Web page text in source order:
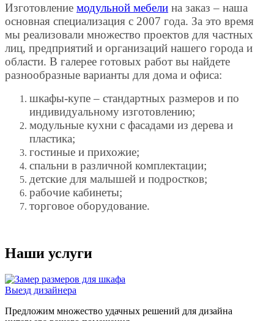
Изготовление модульной мебели на заказ – наша
основная специализация с 2007 года. За это время
мы реализовали множество проектов для частных
лиц, предприятий и организаций нашего города и
области. В галерее готовых работ вы найдете
разнообразные варианты для дома и офиса:
шкафы-купе – стандартных размеров и по
индивидуальному изготовлению;
модульные кухни с фасадами из дерева и
пластика;
гостиные и прихожие;
спальни в различной комплектации;
детские для малышей и подростков;
рабочие кабинеты;
торговое оборудование.
Наши услуги
Выезд дизайнера
Предложим множество удачных решений для дизайна